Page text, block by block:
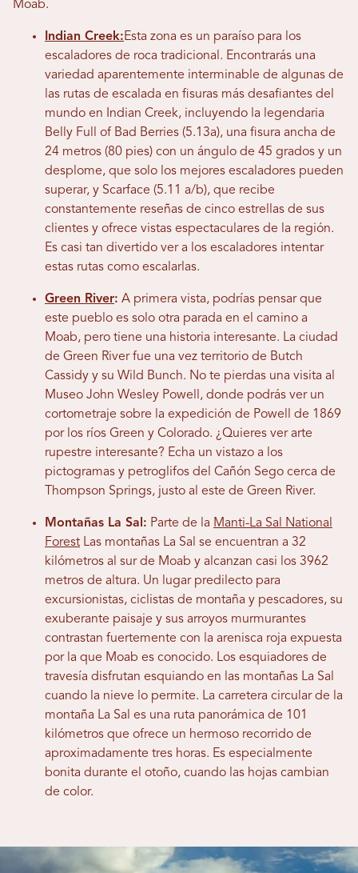
Moab.
Indian Creek:Esta zona es un paraíso para los
escaladores de roca tradicional. Encontrarás una
variedad aparentemente interminable de algunas de
las rutas de escalada en fisuras más desafiantes del
mundo en Indian Creek, incluyendo la legendaria
Belly Full of Bad Berries (5.13a), una fisura ancha de
24 metros (80 pies) con un ángulo de 45 grados y un
desplome, que solo los mejores escaladores pueden
superar, y Scarface (5.11 a/b), que recibe
constantemente reseñas de cinco estrellas de sus
clientes y ofrece vistas espectaculares de la región.
Es casi tan divertido ver a los escaladores intentar
estas rutas como escalarlas.
Green River: A primera vista, podrías pensar que
este pueblo es solo otra parada en el camino a
Moab, pero tiene una historia interesante. La ciudad
de Green River fue una vez territorio de Butch
Cassidy y su Wild Bunch. No te pierdas una visita al
Museo John Wesley Powell, donde podrás ver un
cortometraje sobre la expedición de Powell de 1869
por los ríos Green y Colorado. ¿Quieres ver arte
rupestre interesante? Echa un vistazo a los
pictogramas y petroglifos del Cañón Sego cerca de
Thompson Springs, justo al este de Green River.
Montañas La Sal: Parte de la Manti-La Sal National
Forest Las montañas La Sal se encuentran a 32
kilómetros al sur de Moab y alcanzan casi los 3962
metros de altura. Un lugar predilecto para
excursionistas, ciclistas de montaña y pescadores, su
exuberante paisaje y sus arroyos murmurantes
contrastan fuertemente con la arenisca roja expuesta
por la que Moab es conocido. Los esquiadores de
travesía disfrutan esquiando en las montañas La Sal
cuando la nieve lo permite. La carretera circular de la
montaña La Sal es una ruta panorámica de 101
kilómetros que ofrece un hermoso recorrido de
aproximadamente tres horas. Es especialmente
bonita durante el otoño, cuando las hojas cambian
de color.